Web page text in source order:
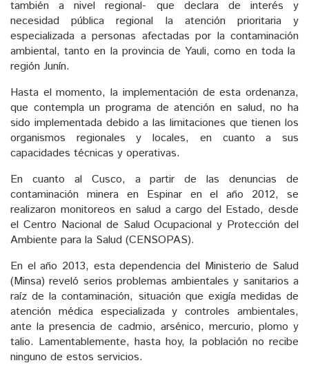
también a nivel regional- que declara de interés y
necesidad pública regional la atención prioritaria y
especializada a personas afectadas por la contaminación
ambiental, tanto en la provincia de Yauli, como en toda la
región Junín.
Hasta el momento, la implementación de esta ordenanza,
que contempla un programa de atención en salud, no ha
sido implementada debido a las limitaciones que tienen los
organismos regionales y locales, en cuanto a sus
capacidades técnicas y operativas.
En cuanto al Cusco, a partir de las denuncias de
contaminación minera en Espinar en el año 2012, se
realizaron monitoreos en salud a cargo del Estado, desde
el Centro Nacional de Salud Ocupacional y Protección del
Ambiente para la Salud (CENSOPAS).
En el año 2013, esta dependencia del Ministerio de Salud
(Minsa) reveló serios problemas ambientales y sanitarios a
raíz de la contaminación, situación que exigía medidas de
atención médica especializada y controles ambientales,
ante la presencia de cadmio, arsénico, mercurio, plomo y
talio. Lamentablemente, hasta hoy, la población no recibe
ninguno de estos servicios.